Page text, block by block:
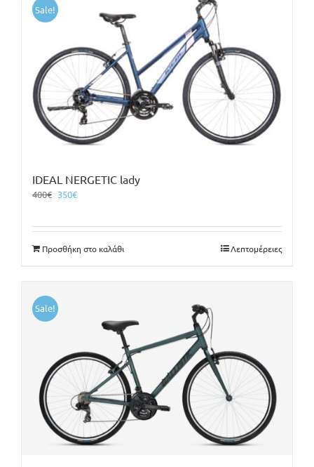
Sale!
IDEAL NERGETIC lady
400€ Original
400€.
350€Η
είναι:
350€.
Προσθήκη στο καλάθι Λεπτομέρειες
Sale!